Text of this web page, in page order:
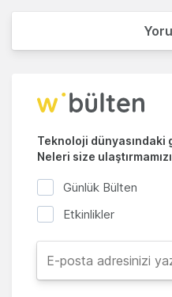
Teknoloji dünyasındaki
Neleri size
Günlük Bülten
Etkinlikler